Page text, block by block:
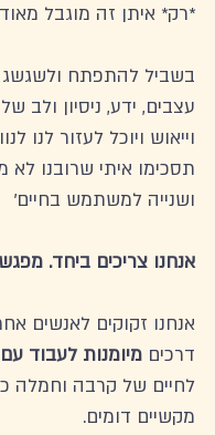
*רק* איתן זה מוגבל
בשביל להתפתח ולשגשג
עצבים, ידע, ניסיון ולב
וייאוש ויוכל לעזור
תסכימו איתי שרובנו
ושנייה למשתמש בחיים'
אנחנו צריכים ביחד.
אנחנו זקוקים לאנשים
דרכים מיומנות לעבוד
לחיים של קרבה וחמלה
מקשיים דומים.